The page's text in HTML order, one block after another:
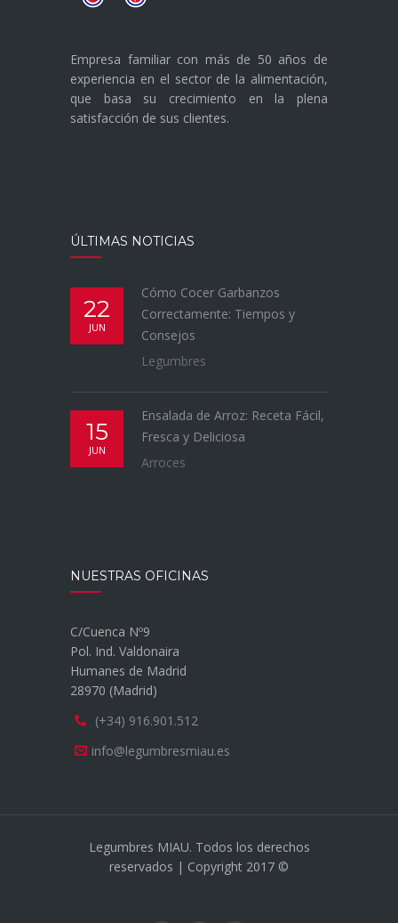
Empresa familiar con más de 50 años de
experiencia en el sector de la alimentación,
que basa su crecimiento en la plena
satisfacción de sus clientes.
ÚLTIMAS NOTICIAS
22
JUN
Cómo Cocer Garbanzos
Correctamente: Tiempos y
Consejos
Legumbres
15
JUN
Ensalada de Arroz: Receta Fácil,
Fresca y Deliciosa
Arroces
NUESTRAS OFICINAS
C/Cuenca Nº9
Pol. Ind. Valdonaira
Humanes de Madrid
28970 (Madrid)
(+34) 916.901.512
info@legumbresmiau.es
Legumbres MIAU. Todos los derechos
reservados | Copyright 2017 ©